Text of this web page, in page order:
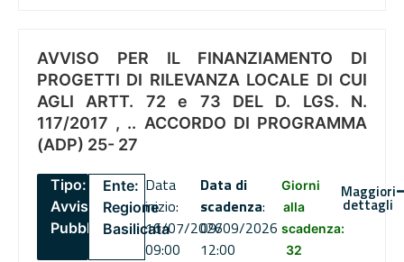
AVVISO PER IL FINANZIAMENTO DI
PROGETTI DI RILEVANZA LOCALE DI CUI
AGLI ARTT. 72 e 73 DEL D. LGS. N.
117/2017 , .. ACCORDO DI PROGRAMMA
(ADP) 25- 27
Tipo:
Avviso
Pubblico
Ente:
Regione
Basilicata
Data
inizio:
16/07/2026
09:00
Data di
scadenza:
09/09/2026
12:00
Giorni
alla
scadenza:
32
Maggiori
dettagli